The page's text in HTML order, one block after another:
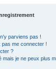
parviens pas !
pas me connecter !
?
je ne peux plus